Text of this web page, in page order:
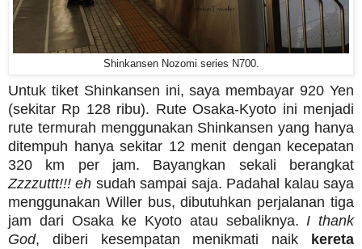
Shinkansen Nozomi series N700.
Untuk tiket Shinkansen ini, saya membayar 920 Yen
(sekitar Rp 128 ribu). Rute Osaka-Kyoto ini menjadi
rute termurah menggunakan Shinkansen yang hanya
ditempuh hanya sekitar 12 menit dengan kecepatan
320 km per jam. Bayangkan sekali berangkat
Zzzzuttt!!! eh sudah sampai saja. Padahal kalau saya
menggunakan Willer bus, dibutuhkan perjalanan tiga
jam dari Osaka ke Kyoto atau sebaliknya. I thank
God, diberi kesempatan menikmati naik
kereta